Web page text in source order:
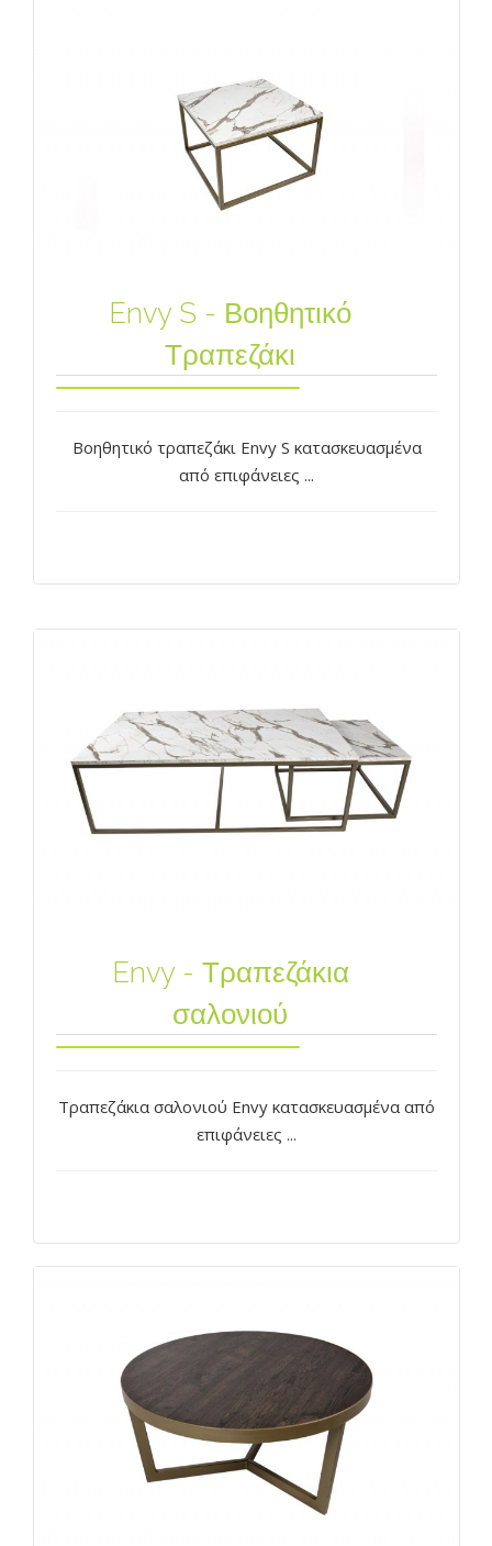
Envy S - Βοηθητικό
Τραπεζάκι
Bοηθητικό τραπεζάκι Envy S κατασκευασμένα
από επιφάνειες ...
Envy - Τραπεζάκια
σαλονιού
Τραπεζάκια σαλονιού Envy κατασκευασμένα από
επιφάνειες ...